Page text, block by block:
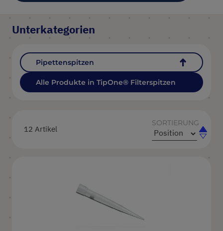
12 Artikel
SORTIERUNG
In
In
Unterkategorien
Pipettenspitzen
Alle Produkte in TipOne® Filterspitzen